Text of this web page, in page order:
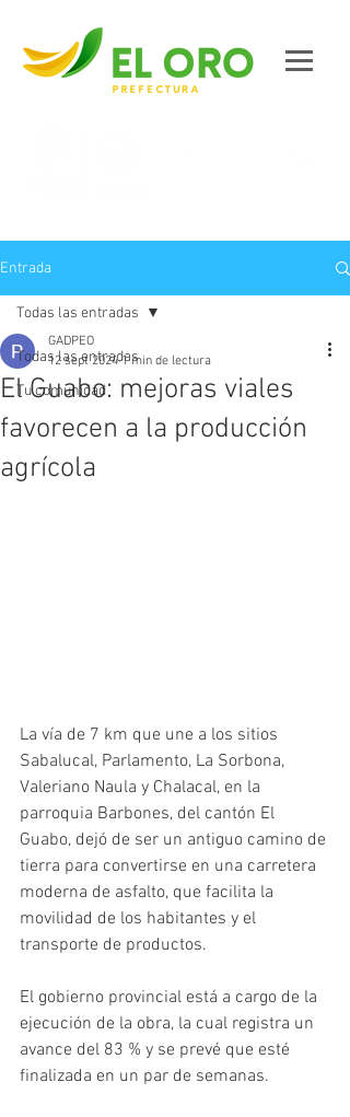
Entrada
Todas las entradas
Tu comunidad
Todas las entradas
El Guabo: mejoras viales
favorecen a la producción
agrícola
GADPEO
12 sept 2024 1 min de lectura
La vía de 7 km que une a los sitios
Sabalucal, Parlamento, La Sorbona,
Valeriano Naula y Chalacal, en la
parroquia Barbones, del cantón El
Guabo, dejó de ser un antiguo camino de
tierra para convertirse en una carretera
moderna de asfalto, que facilita la
movilidad de los habitantes y el
transporte de productos.
El gobierno provincial está a cargo de la
ejecución de la obra, la cual registra un
avance del 83 % y se prevé que esté
finalizada en un par de semanas.